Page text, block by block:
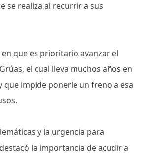
se realiza al recurrir a sus
que es prioritario avanzar el
el cual lleva muchos años en
que impide ponerle un freno a esa
y la urgencia para
la importancia de acudir a